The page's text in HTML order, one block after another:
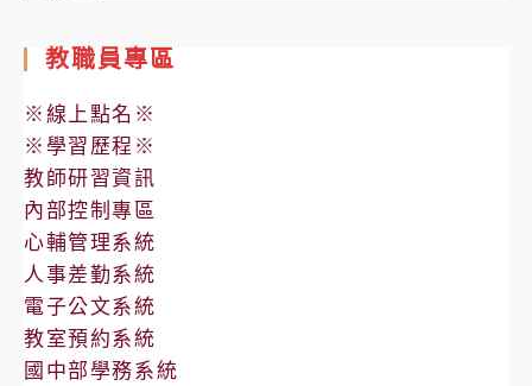
環
航
訓
艦
艇
開
放
參
觀
教職員專區
※線上點名※
※學習歷程※
教師研習資訊
內部控制專區
心輔管理系統
人事差勤系統
電子公文系統
教室預約系統
國中部學務系統